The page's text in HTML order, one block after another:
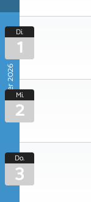
September 2026
Di.
1
Mi.
2
Do.
3